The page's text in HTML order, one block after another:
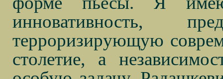
инновативность,
терроризирующую
столетие, а